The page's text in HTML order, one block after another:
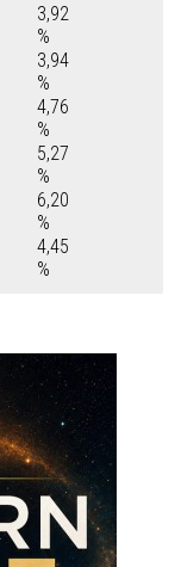
3,92
%
3,94
%
4,76
%
5,27
%
6,20
%
4,45
%